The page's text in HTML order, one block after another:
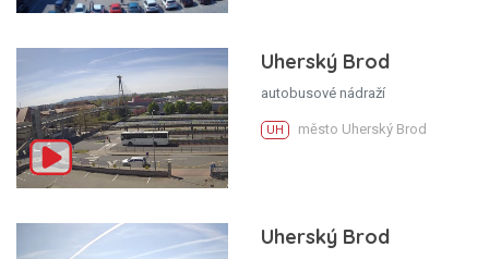
Uherský Brod
autobusové nádraží
UH město Uherský Brod
Uherský Brod